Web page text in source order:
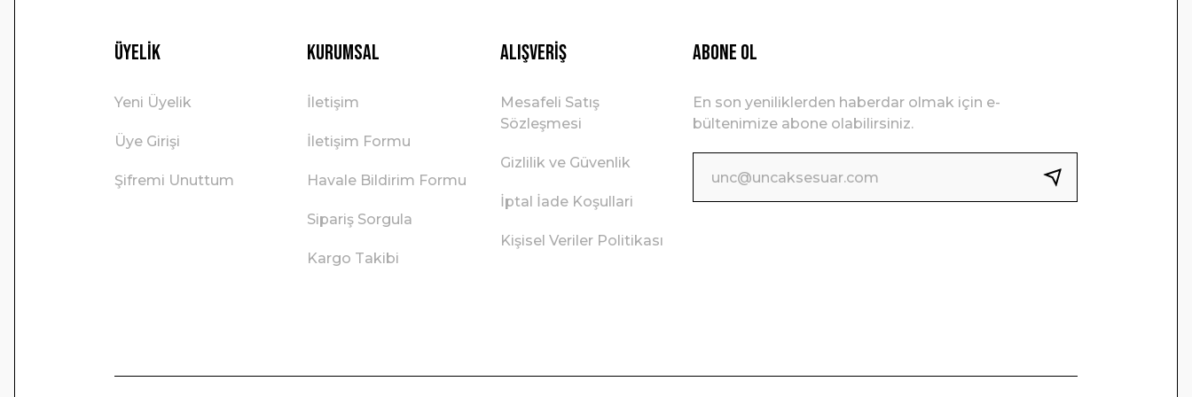
Üyelik
Yeni Üyelik
Üye Girişi
Şifremi Unuttum
Kurumsal
İletişim
İletişim Formu
Havale Bildirim Formu
Sipariş Sorgula
Kargo Takibi
Alışveriş
Mesafeli Satış
Sözleşmesi
Gizlilik ve Güvenlik
İptal İade Koşullari
Kişisel Veriler Politikası
ABONE OL
En son yeniliklerden haberdar olmak için e-
bültenimize abone olabilirsiniz.